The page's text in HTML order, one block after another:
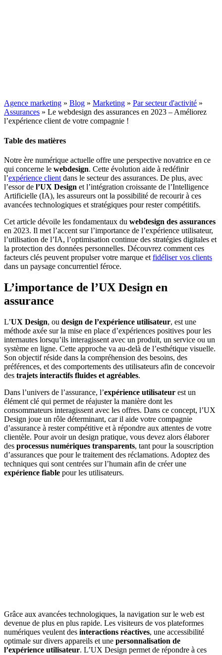
Agence marketing » Blog » Marketing » Par secteur d'activité »
Assurances » Le webdesign des assurances en 2023 – Améliorez
l’expérience client de votre compagnie !
Table des matières
Notre ère numérique actuelle offre une perspective novatrice en ce
qui concerne le webdesign. Cette évolution aide à redéfinir
l’expérience client dans le secteur des assurances. De plus, avec
l’essor de l’UX Design et l’intégration croissante de l’Intelligence
Artificielle (IA), les assureurs ont la possibilité de recourir à ces
avancées technologiques et stratégiques pour rester compétitifs.
Cet article dévoile les fondamentaux du webdesign des assurances
en 2023. Il met l’accent sur l’importance de l’expérience utilisateur,
l’utilisation de l’IA, l’optimisation continue des stratégies digitales et
la protection des données personnelles. Découvrez comment ces
facteurs clés peuvent propulser votre marque et fidéliser vos clients
dans un paysage concurrentiel féroce.
L’importance de l’UX Design en
assurance
L’UX Design, ou design de l’expérience utilisateur, est une
méthode axée sur la mise en place d’expériences positives pour les
internautes lorsqu’ils interagissent avec un produit, un service ou un
système en ligne. Cette approche va au-delà de l’esthétique visuelle.
Son objectif réside dans la compréhension des besoins, des
préférences, et des comportements des utilisateurs afin de concevoir
des trajets interactifs fluides et agréables.
Dans l’univers de l’assurance, l’expérience utilisateur est un
élément clé qui permet de réajuster la manière dont les
consommateurs interagissent avec les offres. Dans ce concept, l’UX
Design joue un rôle déterminant, car il aide votre compagnie
d’assurance à rester compétitive et à répondre aux attentes de votre
clientèle. Pour avoir un design pratique, vous devez alors élaborer
des processus numériques transparents, tant pour la souscription
d’assurances que pour le traitement des réclamations. Adoptez des
techniques qui sont centrées sur l’humain afin de créer une
expérience fiable pour les utilisateurs.
Grâce aux avancées technologiques, la navigation sur le web est
devenue de plus en plus rapide. Les visiteurs de vos plateformes
numériques veulent des interactions réactives, une accessibilité
optimale sur divers appareils et une personnalisation de
l’expérience utilisateur. L’UX Design permet de répondre à ces